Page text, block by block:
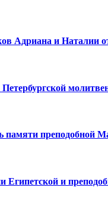
Адриана и Наталии
памяти преподобной
Египетской и